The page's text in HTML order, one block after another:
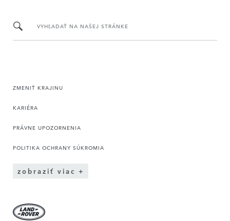
VYHĽADAŤ NA NAŠEJ STRÁNKE
ZMENIŤ KRAJINU
KARIÉRA
PRÁVNE UPOZORNENIA
POLITIKA OCHRANY SÚKROMIA
zobraziť viac